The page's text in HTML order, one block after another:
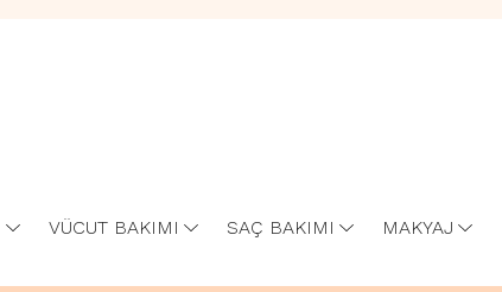
VÜCUT BAKIMI SAÇ BAKIMI MAKYAJ